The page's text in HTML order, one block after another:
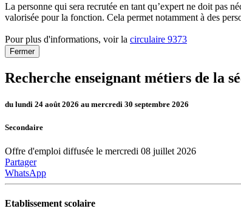
La personne qui sera recrutée en tant qu’expert ne doit pas
valorisée pour la fonction. Cela permet notamment à des
Pour plus d'informations, voir la circulaire 9373
Fermer
Recherche enseignant métiers de la
du lundi 24 août 2026 au mercredi 30 septembre 2026
Secondaire
Offre d'emploi diffusée le mercredi 08 juillet 2026
Partager
WhatsApp
Etablissement scolaire